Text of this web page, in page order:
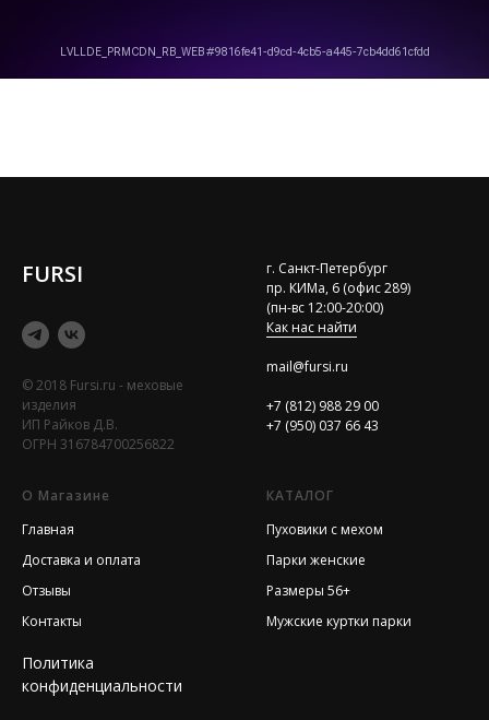
FURSI
© 2018 Fursi.ru - меховые
изделия
ИП Райков Д.В.
ОГРН 316784700256822
г. Санкт-Петербург
пр. КИМа, 6 (офис 289)
(пн-вс 12:00-20:00)
Как нас найти
mail@fursi.ru
+7 (812) 988 29 00
+7 (950) 037 66 43
О Магазине
Главная
Доставка и оплата
Отзывы
Контакты
Политика
конфиденциальности
КАТАЛОГ
Пуховики с мехом
Парки женские
Размеры 56+
Мужские куртки парки